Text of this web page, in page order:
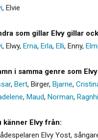
, Elvie
som gillar Elvy gillar
, Elwy, Erna, Erla, Elli, Enny,
i samma genre som
, Bert, Birger, Bjarne,
, Maud, Norman,
känner Elvy från:
Elvy Yost,